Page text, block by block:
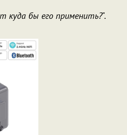
куда бы его применить?".